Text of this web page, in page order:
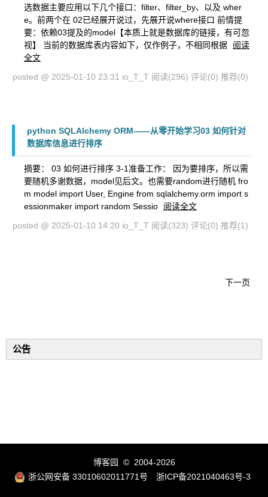
选数据主要应用以下几个接口：filter、filter_by、以及 wher
e。前两个在 02已经展开说过，先展开说where接口 前情提
要：依赖03提及的model【本质上就是数据库的链接，有可忽
视】 当前的数据库表内容如下，仅作例子，不相同根据
阅读
全文
posted @ 2025-01-10 23:31 io_T_T 阅读(296) 评论(0) 推荐(0)
python SQLAlchemy ORM——从零开始学习03 如何针对
数据库信息进行排序
摘要： 03 如何进行排序 3-1准备工作： 因为要排序，所以需
要随机多谢数据，model见后文。也需要random进行随机 fro
m model import User, Engine from sqlalchemy.orm import s
essionmaker import random Sessio
阅读全文
posted @ 2025-01-10 14:20 io_T_T 阅读(323) 评论(0) 推荐(1)
下一页
公告
博客园
© 2004-2026
浙公网安备 33010602011771号
浙ICP备2021040463号-3